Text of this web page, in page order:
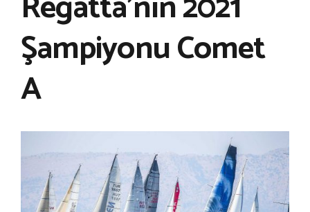
Şampiyonu Comet
A